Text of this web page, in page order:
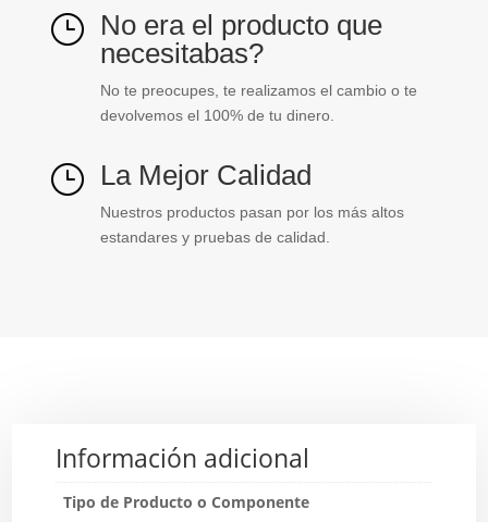
} No era el producto que
necesitabas?
No te preocupes, te realizamos el cambio o te
devolvemos el 100% de tu dinero.
} La Mejor Calidad
Nuestros productos pasan por los más altos
estandares y pruebas de calidad.
Información adicional
Tipo de Producto o Componente